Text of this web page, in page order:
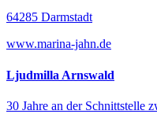
64285 Darmstadt
www.marina-jahn.de
Ljudmilla Arnswald
30 Jahre an der Schnittstelle